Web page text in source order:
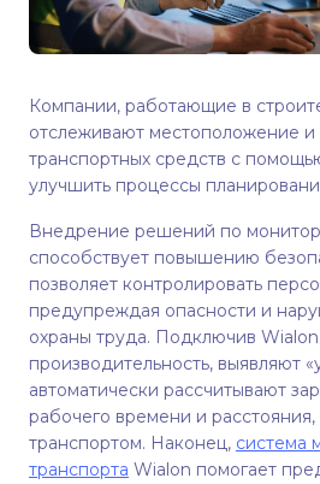
Компании, работающие в
отслеживают местоположение
транспортных средств с
улучшить процессы
Внедрение решений по
способствует повышению
позволяет контролировать
предупреждая опасности и
охраны труда. Подключив
производительность, выявляют
автоматически рассчитывают
рабочего времени и
транспортом. Наконец, система
транспорта Wialon помогает